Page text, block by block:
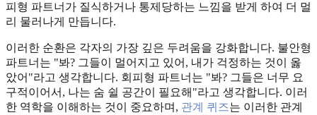
피형 파트너가 질식하거나 통제당하는 느낌을 받게 하여 더 멀
리 물러나게 만듭니다.
이러한 순환은 각자의 가장 깊은 두려움을 강화합니다. 불안형
파트너는 "봐? 그들이 멀어지고 있어, 내가 걱정하는 것이 옳
았어"라고 생각합니다. 회피형 파트너는 "봐? 그들은 너무 요
구적이어서, 나는 숨 쉴 공간이 필요해"라고 생각합니다. 이러
한 역학을 이해하는 것이 중요하며, 관계 퀴즈는 이러한 관계